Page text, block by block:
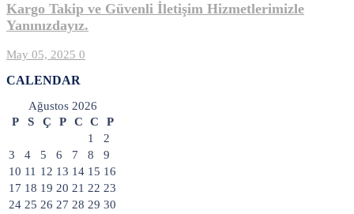
Kargo Takip ve Güvenli İletişim Hizmetlerimizle
Yanınızdayız.
May 05, 2025 0
CALENDAR
Ağustos 2026
P
S Ç P C C
P
1
2
3
4 5 6 7 8
9
10 11 12 13 14 15 16
17 18 19 20 21 22 23
24 25 26 27 28 29 30